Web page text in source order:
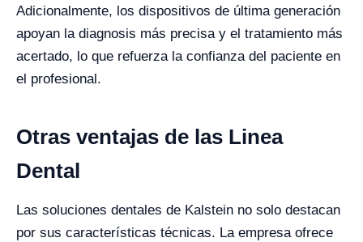
Adicionalmente, los dispositivos de última generación
apoyan la diagnosis más precisa y el tratamiento más
acertado, lo que refuerza la confianza del paciente en
el profesional.
Otras ventajas de las Linea
Dental
Las soluciones dentales de Kalstein no solo destacan
por sus características técnicas. La empresa ofrece